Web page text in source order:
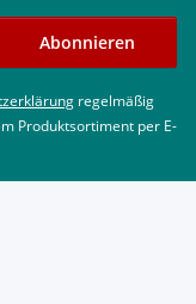
Abonnieren
regelmäßig
Produktsortiment per E-